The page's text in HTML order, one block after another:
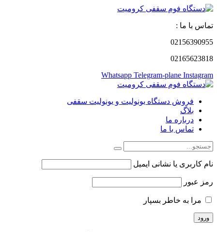
تماس با ما :
02156390955
02165623818
Whatsapp Telegram-plane Instagram
فروش دستگاه یونولیت و یونولیت سقفی
بلاگ
درباره ما
تماس با ما
نام کاربری یا نشانی ایمیل
رمز عبور
مرا به خاطر بسپار